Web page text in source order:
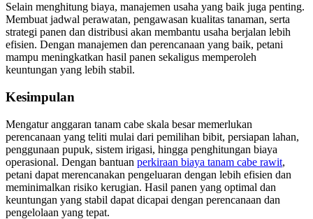
Selain menghitung biaya, manajemen usaha yang baik juga penting.
Membuat jadwal perawatan, pengawasan kualitas tanaman, serta
strategi panen dan distribusi akan membantu usaha berjalan lebih
efisien. Dengan manajemen dan perencanaan yang baik, petani
mampu meningkatkan hasil panen sekaligus memperoleh
keuntungan yang lebih stabil.
Kesimpulan
Mengatur anggaran tanam cabe skala besar memerlukan
perencanaan yang teliti mulai dari pemilihan bibit, persiapan lahan,
penggunaan pupuk, sistem irigasi, hingga penghitungan biaya
operasional. Dengan bantuan perkiraan biaya tanam cabe rawit,
petani dapat merencanakan pengeluaran dengan lebih efisien dan
meminimalkan risiko kerugian. Hasil panen yang optimal dan
keuntungan yang stabil dapat dicapai dengan perencanaan dan
pengelolaan yang tepat.